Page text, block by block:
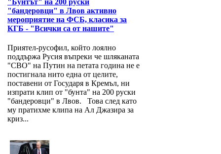
"Бунтът" на 200 руски
"бандеровци" в Лвов активно
мероприятие на ФСБ, класика за
КГБ - "Всички са от нашите"
Приятел-русофил, който лоялно
поддържа Русия въпреки че шляканата
"СВО" на Путин на петата година не е
постигнала нито една от целите,
поставени от Государя в Кремъл, ни
изпрати клип от "бунта" на 200 руски
"бандеровци" в Лвов. Това след като
му пратихме клипа на Ал Джазира за
криз...